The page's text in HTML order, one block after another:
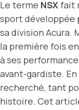
Le terme NSX fait
sport développée
sa division Acura.
la première fois en
à ses
avant-gardiste.
recherché, tant
histoire. Cet